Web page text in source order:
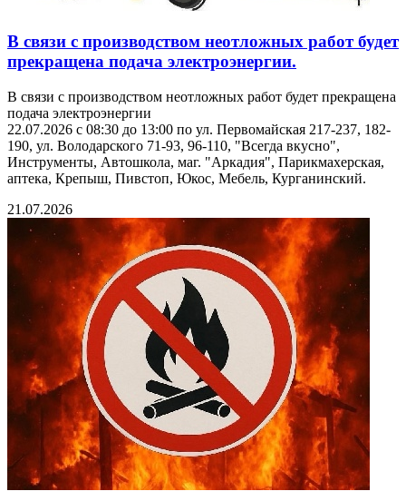
В связи с производством неотложных работ будет
прекращена подача электроэнергии.
В связи с производством неотложных работ будет прекращена
подача электроэнергии
22.07.2026 с 08:30 до 13:00 по ул. Первомайская 217-237, 182-
190, ул. Володарского 71-93, 96-110, "Всегда вкусно",
Инструменты, Автошкола, маг. "Аркадия", Парикмахерская,
аптека, Крепыш, Пивстоп, Юкос, Мебель, Курганинский.
21.07.2026